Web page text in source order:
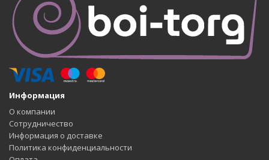
Информация
О компании
Сотрудничество
Информация о доставке
Политика конфиденциальности